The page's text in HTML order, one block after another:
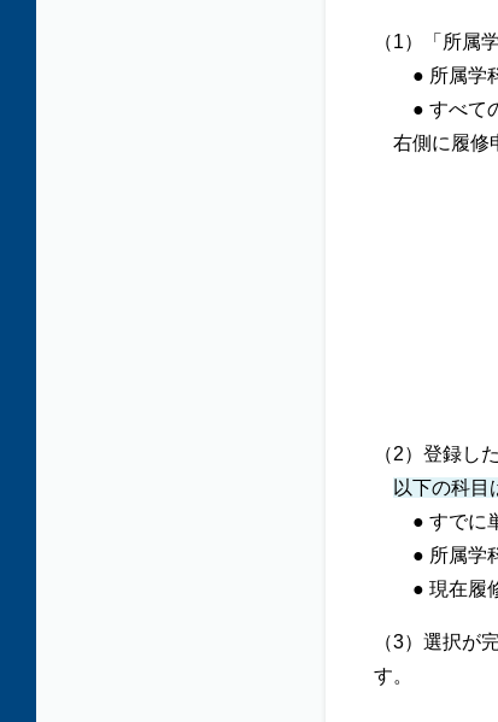
（1）「所属
● 所属学科
● すべての
右側に履修
（2）登録し
以下の科目
● すでに単
● 所属学科
● 現在履修
（3）選択が
す。